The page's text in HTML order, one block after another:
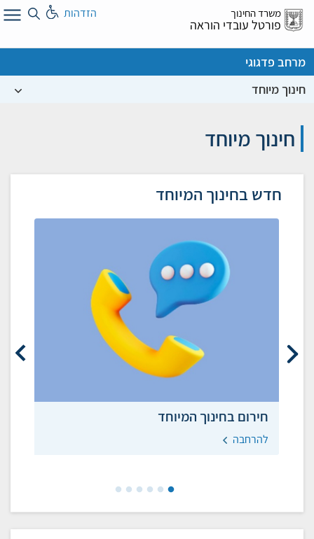
דלג
אל
משרד החינוך
פורטל עובדי הוראה
הזדהות
מרחב פדגוגי
חינוך מיוחד
חינוך מיוחד
חדש בחינוך המיוחד
חירום בחינוך המיוחד
להרחבה